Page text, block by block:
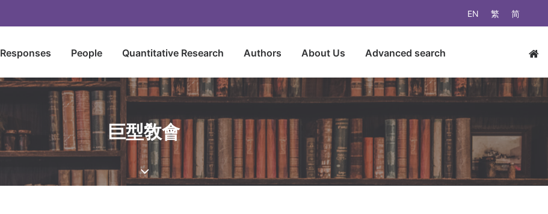
EN 繁 简
Responses People Quantitative Research Authors About Us Advanced search
巨型敎會